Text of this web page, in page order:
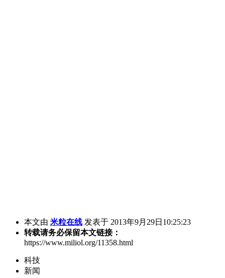
本文由 米粒在线 发表于 2013年9月29日10:25:23
转载请务必保留本文链接：
https://www.miliol.org/11358.html
科技
新闻